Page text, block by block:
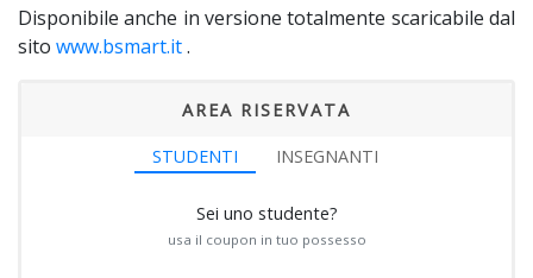
Disponibile anche in versione totalmente scaricabile dal
sito www.bsmart.it.
AREA RISERVATA
STUDENTI INSEGNANTI
Sei uno studente?
usa il coupon in tuo possesso